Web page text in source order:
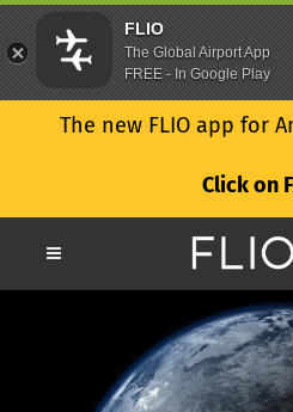
The new FLIO app for
Click on
FLIO
The Global Airport App
FREE - In Google Play